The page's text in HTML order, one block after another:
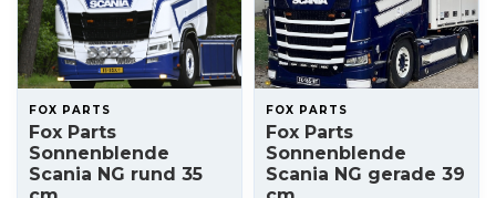
FOX PARTS
Fox Parts
Sonnenblende
Scania NG rund 35
FOX PARTS
Fox Parts
Sonnenblende
Scania NG gerade 39